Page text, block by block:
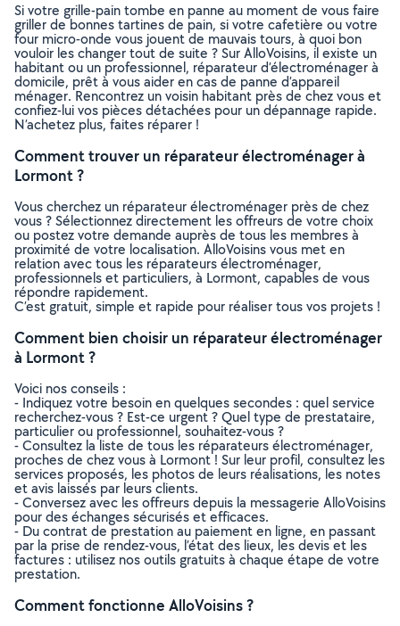
Si votre grille-pain tombe en panne au moment de vous faire
griller de bonnes tartines de pain, si votre cafetière ou votre
four micro-onde vous jouent de mauvais tours, à quoi bon
vouloir les changer tout de suite ? Sur AlloVoisins, il existe un
habitant ou un professionnel, réparateur d’électroménager à
domicile, prêt à vous aider en cas de panne d’appareil
ménager. Rencontrez un voisin habitant près de chez vous et
confiez-lui vos pièces détachées pour un dépannage rapide.
N’achetez plus, faites réparer !
Comment trouver un réparateur électroménager à
Lormont ?
Vous cherchez un réparateur électroménager près de chez
vous ? Sélectionnez directement les offreurs de votre choix
ou postez votre demande auprès de tous les membres à
proximité de votre localisation. AlloVoisins vous met en
relation avec tous les réparateurs électroménager,
professionnels et particuliers, à Lormont, capables de vous
répondre rapidement.
C’est gratuit, simple et rapide pour réaliser tous vos projets !
Comment bien choisir un réparateur électroménager
à Lormont ?
Voici nos conseils :
- Indiquez votre besoin en quelques secondes : quel service
recherchez-vous ? Est-ce urgent ? Quel type de prestataire,
particulier ou professionnel, souhaitez-vous ?
- Consultez la liste de tous les réparateurs électroménager,
proches de chez vous à Lormont ! Sur leur profil, consultez les
services proposés, les photos de leurs réalisations, les notes
et avis laissés par leurs clients.
- Conversez avec les offreurs depuis la messagerie AlloVoisins
pour des échanges sécurisés et efficaces.
- Du contrat de prestation au paiement en ligne, en passant
par la prise de rendez-vous, l’état des lieux, les devis et les
factures : utilisez nos outils gratuits à chaque étape de votre
prestation.
Comment fonctionne AlloVoisins ?